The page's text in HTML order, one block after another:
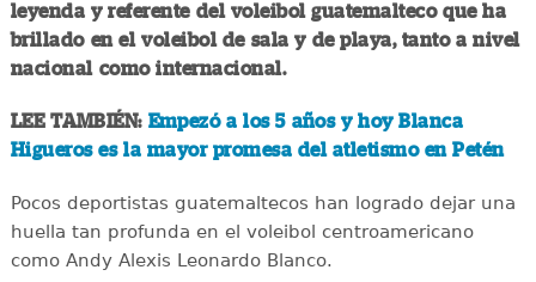
leyenda y referente del voleibol guatemalteco que ha
brillado en el voleibol de sala y de playa, tanto a nivel
nacional como internacional.
LEE TAMBIÉN: Empezó a los 5 años y hoy Blanca
Higueros es la mayor promesa del atletismo en Petén
Pocos deportistas guatemaltecos han logrado dejar una
huella tan profunda en el voleibol centroamericano
como Andy Alexis Leonardo Blanco.